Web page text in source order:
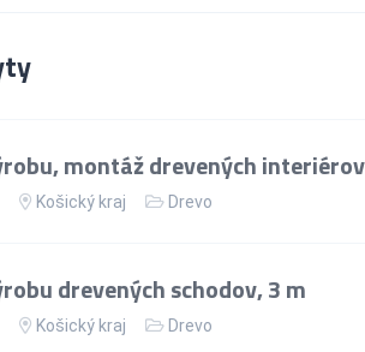
montáž drevených
Košický kraj Drevo
drevených schodov, 3 m
Košický kraj Drevo